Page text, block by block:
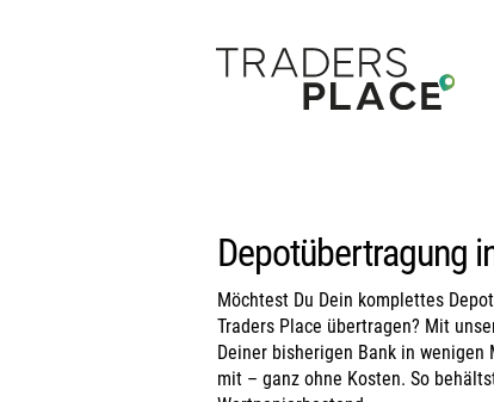
Depotübertragung
Möchtest Du Dein komplettes
Traders Place übertragen? Mit
Deiner bisherigen Bank in
mit – ganz ohne Kosten. So